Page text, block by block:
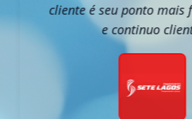
cliente é seu ponto mais
e continuo